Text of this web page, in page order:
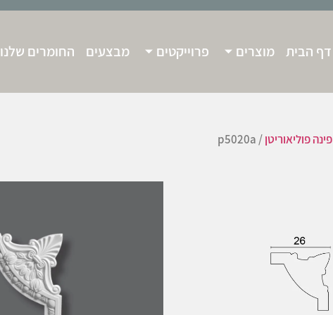
דף הבית מוצרים פרוייקטים מבצעים החומרים שלנו
פינה פוליאוריטן/ p5020a